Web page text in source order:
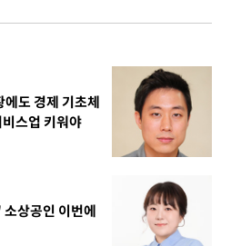
에도 경제 기초체
스업 키워야
상공인 이번에